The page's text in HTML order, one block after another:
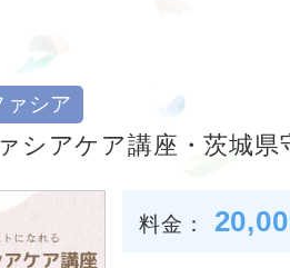
ァシア
シアケア講座・茨城県
料金：